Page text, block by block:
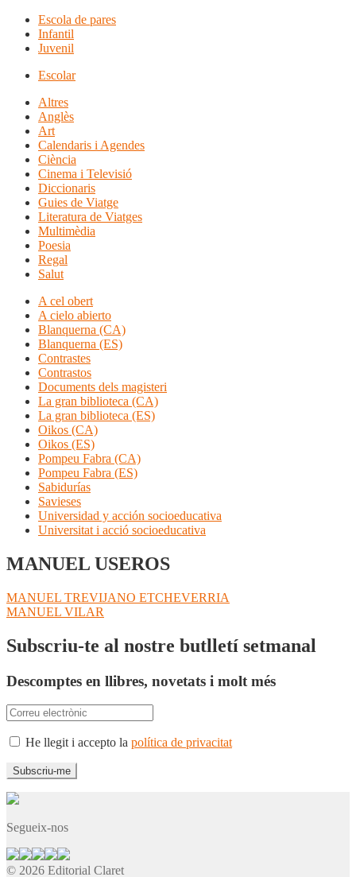
Escola de pares
Infantil
Juvenil
Escolar
Altres
Anglès
Art
Calendaris i Agendes
Ciència
Cinema i Televisió
Diccionaris
Guies de Viatge
Literatura de Viatges
Multimèdia
Poesia
Regal
Salut
A cel obert
A cielo abierto
Blanquerna (CA)
Blanquerna (ES)
Contrastes
Contrastos
Documents dels magisteri
La gran biblioteca (CA)
La gran biblioteca (ES)
Oikos (CA)
Oikos (ES)
Pompeu Fabra (CA)
Pompeu Fabra (ES)
Sabidurías
Savieses
Universidad y acción socioeducativa
Universitat i acció socioeducativa
MANUEL USEROS
Navegació
d'entrades
Entrada
anterior:
MANUEL TREVIJANO ETCHEVERRIA
Pròxima
MANUEL VILAR
Subscriu-te al nostre butlletí setmanal
Descomptes en llibres, novetats i molt més
He llegit i accepto la política de privacitat
Segueix-nos
© 2026 Editorial Claret